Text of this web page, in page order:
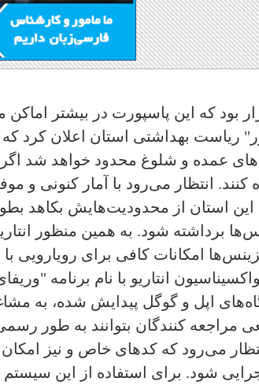
بود که این پاسپورت در بیشتر اماکن
ریاست بهداشتی استان اعلان کرد
عمده و شلوغ محدود خواهد شد
کنند. انتظار می‌رود با آمار کنونی و
این استان از محدودیت‌هایش بکاهد
برداشته شود. به همین منظور
امکانات کافی برای رویارویی
اپل و گوگل پیدایش شده، به
مراجعه کنندگان بتوانند به طور
شود. برای استفاده از این سیستم